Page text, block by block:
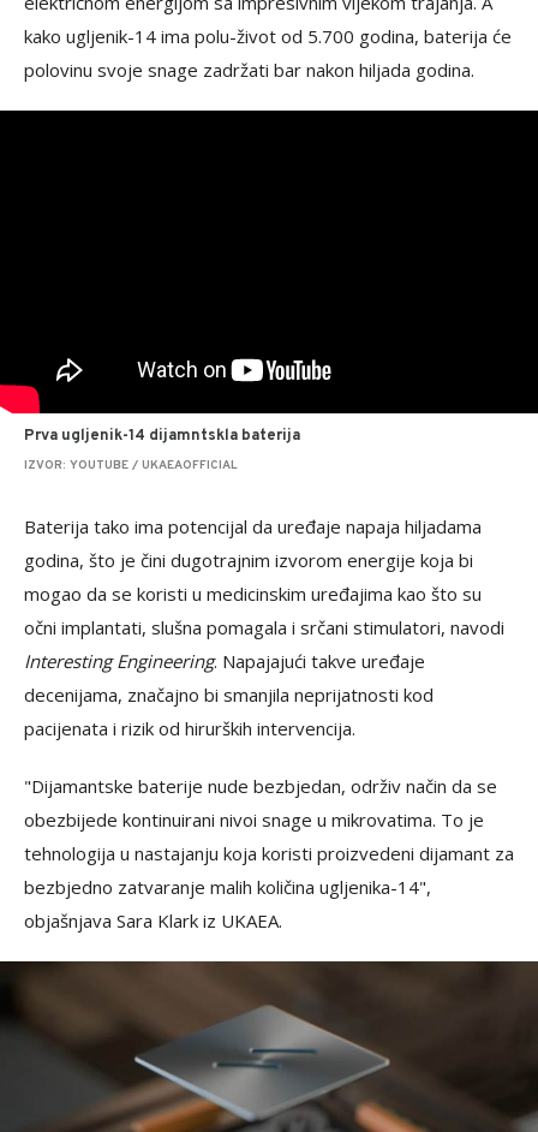
kako ugljenik-14 ima polu-život od 5.700 godina, baterija će
polovinu svoje snage zadržati bar nakon hiljada godina.
Prva ugljenik-14 dijamntskla baterija
IZVOR: YOUTUBE / UKAEAOFFICIAL
Baterija tako ima potencijal da uređaje napaja hiljadama
godina, što je čini dugotrajnim izvorom energije koja bi
mogao da se koristi u medicinskim uređajima kao što su
očni implantati, slušna pomagala i srčani stimulatori, navodi
Interesting Engineering. Napajajući takve uređaje
decenijama, značajno bi smanjila neprijatnosti kod
pacijenata i rizik od hirurških intervencija.
"Dijamantske baterije nude bezbjedan, održiv način da se
obezbijede kontinuirani nivoi snage u mikrovatima. To je
tehnologija u nastajanju koja koristi proizvedeni dijamant za
bezbjedno zatvaranje malih količina ugljenika-14",
objašnjava Sara Klark iz UKAEA.